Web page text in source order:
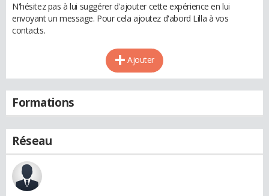
N'hésitez pas à lui suggérer d'ajouter cette expérience en lui
envoyant un message. Pour cela ajoutez d'abord Lilla à vos
contacts.
Ajouter
Formations
Réseau